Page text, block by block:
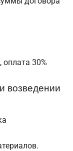
30%
возведении